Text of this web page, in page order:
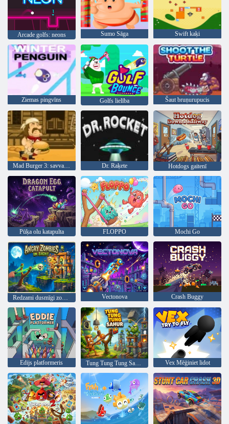
Arcade golfs: neons Sumo Sāga Swift kaķi
Ziemas pingvīns Golfs lielība Šaut bruņurupucis
Mad Burger 3: savvaļas rietumi Dr. Raķete Hotdogs gaitenī
Pūķa olu katapulta FLOPPO Mochi Go
Vectonova Crash Buggy
Edijs platformeris Tung Tung Tung Sahur Vs Zombie Vex Mēģiniet lidot